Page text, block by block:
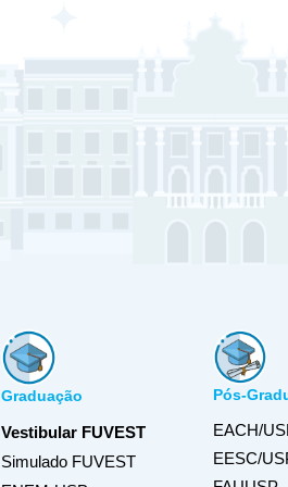
Graduação
Vestibular FUVEST
Simulado FUVEST
Pós-
EACH/
EESC/